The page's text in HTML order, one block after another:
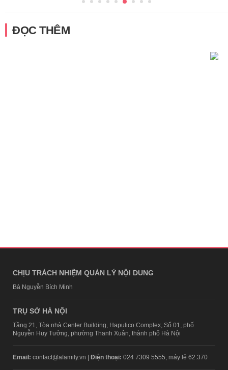
ĐỌC THÊM
CHỊU TRÁCH NHIỆM QUẢN LÝ NỘI DUNG
Bà Nguyễn Bích Minh
TRỤ SỞ HÀ NỘI
Tầng 21, Tòa nhà Center Building, Hapulico Complex, Số 01, phố
Nguyễn Huy Tưởng, phường Thanh Xuân, thành phố Hà Nội
Email: contact@afamily.vn | Điện thoại: 024 7309 5555, máy lẻ 62.370